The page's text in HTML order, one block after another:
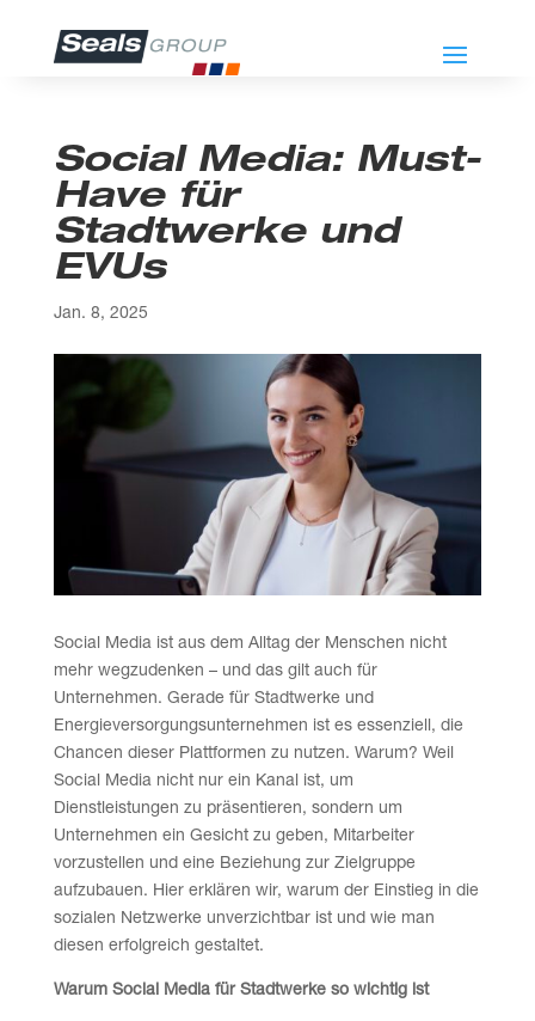
Social Media: Must-
Have für
Stadtwerke und
EVUs
Jan. 8, 2025
Social Media ist aus dem Alltag der Menschen nicht
mehr wegzudenken – und das gilt auch für
Unternehmen. Gerade für Stadtwerke und
Energieversorgungsunternehmen ist es essenziell, die
Chancen dieser Plattformen zu nutzen. Warum? Weil
Social Media nicht nur ein Kanal ist, um
Dienstleistungen zu präsentieren, sondern um
Unternehmen ein Gesicht zu geben, Mitarbeiter
vorzustellen und eine Beziehung zur Zielgruppe
aufzubauen. Hier erklären wir, warum der Einstieg in die
sozialen Netzwerke unverzichtbar ist und wie man
diesen erfolgreich gestaltet.
Warum Social Media für Stadtwerke so wichtig ist